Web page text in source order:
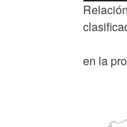
en la